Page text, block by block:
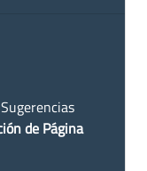
de Página